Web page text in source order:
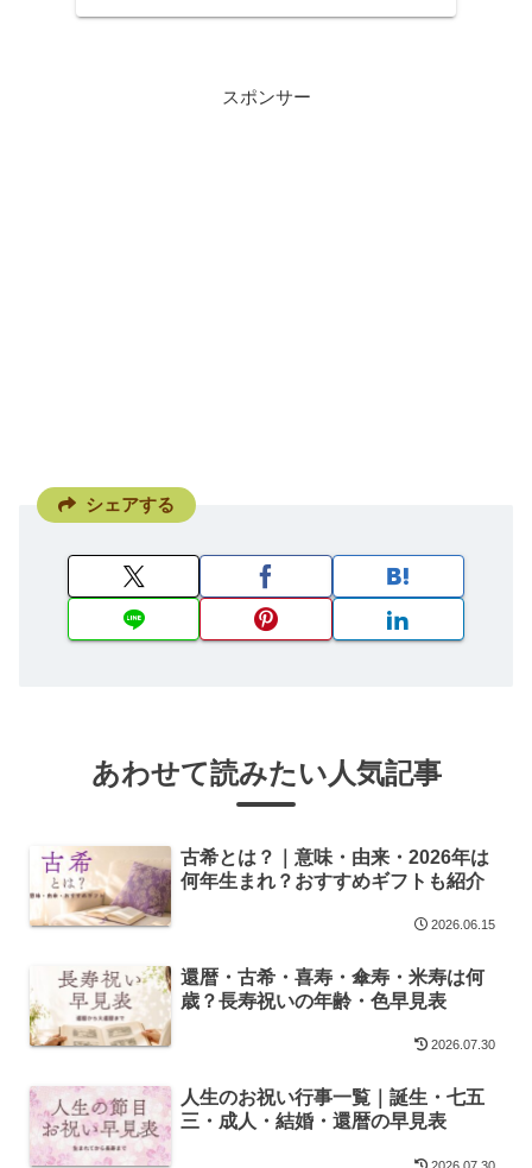
スポンサー
シェアする
あわせて読みたい人気記事
古希とは？｜意味・由来・2026年は
何年生まれ？おすすめギフトも紹介
2026.06.15
還暦・古希・喜寿・傘寿・米寿は何
歳？長寿祝いの年齢・色早見表
2026.07.30
人生のお祝い行事一覧｜誕生・七五
三・成人・結婚・還暦の早見表
2026.07.30